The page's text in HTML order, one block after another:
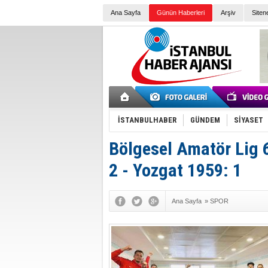
Ana Sayfa Günün Haberleri Arşiv
İSTANBULHABER GÜNDEM SİYASET
Bölgesel Amatör Lig
2 - Yozgat 1959: 1
Ana Sayfa » SPOR